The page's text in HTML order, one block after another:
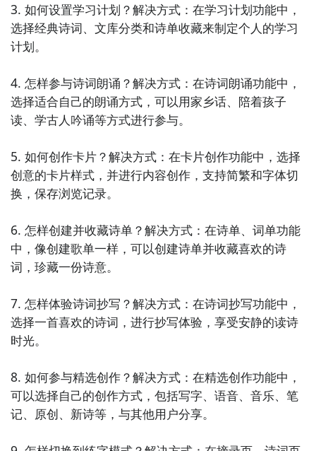
富的阅读资源和专业的推荐服务，让你的阅读更加高效
和有趣。
史、科幻等多个领域，为你带来多样化的阅读选择。
7. 《读客》：为用户定制个性化的阅读推荐，提供了精
8. 《书阅》：聚合了各种类型的电子书，包括文学、经
济、科技等，为你提供全方位的阅读体验和知识获取。
9. 《书迷》：提供了各类中文图书和小说的在线阅读服
务，拥有便捷的搜索功能和个性化的书单推荐，助你畅
快阅读。
10. 《阅读趣》：以短篇故事、精选文章为特色，为你
带来轻松愉快的阅读体验，帮助你随时随地享受阅读的
乐趣。
3. 如何设置学习计划？解决方式：在学习计划功能中，
选择经典诗词、文库分类和诗单收藏来制定个人的学习
计划。
4. 怎样参与诗词朗诵？解决方式：在诗词朗诵功能中，
选择适合自己的朗诵方式，可以用家乡话、陪着孩子
读、学古人吟诵等方式进行参与。
5. 如何创作卡片？解决方式：在卡片创作功能中，选择
创意的卡片样式，并进行内容创作，支持简繁和字体切
换，保存浏览记录。
6. 怎样创建并收藏诗单？解决方式：在诗单、词单功能
中，像创建歌单一样，可以创建诗单并收藏喜欢的诗
词，珍藏一份诗意。
7. 怎样体验诗词抄写？解决方式：在诗词抄写功能中，
选择一首喜欢的诗词，进行抄写体验，享受安静的读诗
时光。
8. 如何参与精选创作？解决方式：在精选创作功能中，
可以选择自己的创作方式，包括写字、语音、音乐、笔
记、原创、新诗等，与其他用户分享。